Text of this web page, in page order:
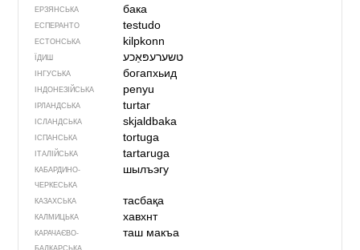
ЕРЗЯНСЬКА бака
ЕСПЕРАНТО testudo
ЕСТОНСЬКА kilpkonn
ЇДИШ טשערעפּאַכע
ІНГУСЬКА богапхьид
ІНДОНЕЗІЙСЬКА penyu
ІРЛАНДСЬКА turtar
ІСЛАНДСЬКА skjaldbaka
ІСПАНСЬКА tortuga
ІТАЛІЙСЬКА tartaruga
КАБАРДИНО-
ЧЕРКЕСЬКА
шылъэгу
КАЗАХСЬКА тасбақа
КАЛМИЦЬКА хавхнт
КАРАЧАЄВО-
БАЛКАРСЬКА
таш макъа